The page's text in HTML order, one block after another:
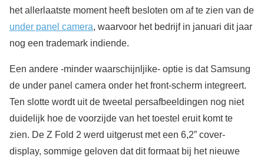
het allerlaatste moment heeft besloten om af te zien van de
under panel camera, waarvoor het bedrijf in januari dit jaar
nog een trademark indiende.
Een andere -minder waarschijnljike- optie is dat Samsung
de under panel camera onder het front-scherm integreert.
Ten slotte wordt uit de tweetal persafbeeldingen nog niet
duidelijk hoe de voorzijde van het toestel eruit komt te
zien. De Z Fold 2 werd uitgerust met een 6,2” cover-
display, sommige geloven dat dit formaat bij het nieuwe